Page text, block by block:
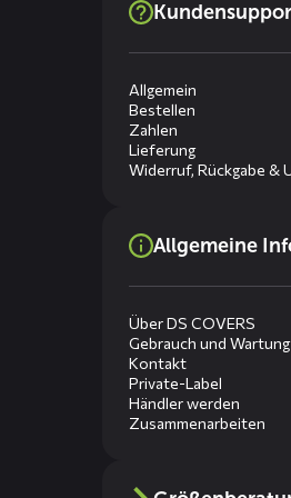
Allgemein
Bestellen
Zahlen
Lieferung
Widerruf, Rückgabe &
Allgemeine
Über DS COVERS
Gebrauch und Wartung
Kontakt
Private-Label
Händler werden
Zusammenarbeiten